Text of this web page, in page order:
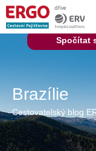
Brazílie
Cestovatelský blog
Spočítat